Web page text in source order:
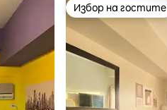
Избор на гостите
Избор на гостите